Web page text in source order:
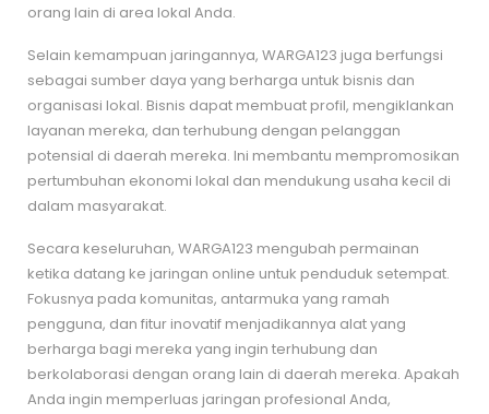
orang lain di area lokal Anda.
Selain kemampuan jaringannya, WARGA123 juga berfungsi
sebagai sumber daya yang berharga untuk bisnis dan
organisasi lokal. Bisnis dapat membuat profil, mengiklankan
layanan mereka, dan terhubung dengan pelanggan
potensial di daerah mereka. Ini membantu mempromosikan
pertumbuhan ekonomi lokal dan mendukung usaha kecil di
dalam masyarakat.
Secara keseluruhan, WARGA123 mengubah permainan
ketika datang ke jaringan online untuk penduduk setempat.
Fokusnya pada komunitas, antarmuka yang ramah
pengguna, dan fitur inovatif menjadikannya alat yang
berharga bagi mereka yang ingin terhubung dan
berkolaborasi dengan orang lain di daerah mereka. Apakah
Anda ingin memperluas jaringan profesional Anda,